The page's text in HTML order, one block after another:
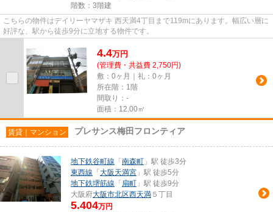
階数：3階建
こちらの物件はデイリーヤマザキ 西天満4丁目まで119mにあります。幅広い層に
好評な、駅から徒歩9分に立地する物件です。
4.4万円
(管理費・共益費 2,750円)
敷：0ヶ月｜礼：0ヶ月
所在階：1階
間取り：-
面積：12.00㎡
賃貸｜マンション プレサンス梅田フロンティア
地下鉄谷町線 「 南森町 」駅 徒歩3分
東西線 「 大阪天満宮 」駅 徒歩5分
地下鉄堺筋線 「 扇町 」駅 徒歩9分
大阪府大阪市北区西天満 ５丁目
5.404万円